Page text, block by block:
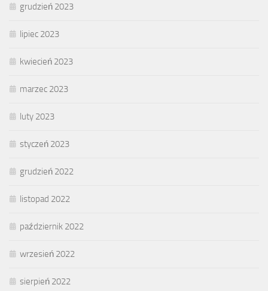
grudzień 2023
lipiec 2023
kwiecień 2023
marzec 2023
luty 2023
styczeń 2023
grudzień 2022
listopad 2022
październik 2022
wrzesień 2022
sierpień 2022